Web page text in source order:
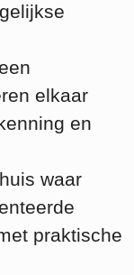
elkaar
en
waar
praktische